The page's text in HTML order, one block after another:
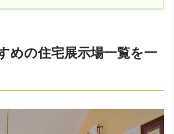
めの住宅展示場一覧を一